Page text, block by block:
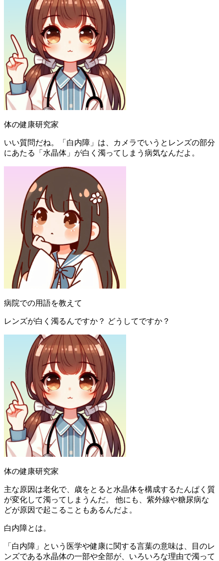
体の健康研究家
いい質問だね。「白内障」は、カメラでいうとレンズの部分
にあたる「水晶体」が白く濁ってしまう病気なんだよ。
病院での用語を教えて
レンズが白く濁るんですか？ どうしてですか？
体の健康研究家
主な原因は老化で、歳をとると水晶体を構成するたんぱく質
が変化して濁ってしまうんだ。 他にも、紫外線や糖尿病な
どが原因で起こることもあるんだよ。
白内障とは。
「白内障」という医学や健康に関する言葉の意味は、目のレ
ンズである水晶体の一部や全部が、いろいろな理由で濁って